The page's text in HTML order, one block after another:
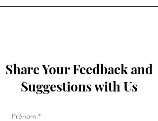
Share Your Feedback and
Suggestions with Us
Prénom *